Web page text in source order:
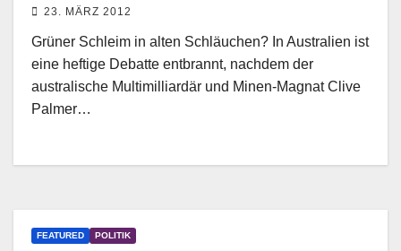
23. MÄRZ 2012
Grüner Schleim in alten Schläuchen? In Australien ist
eine heftige Debatte entbrannt, nachdem der
australische Multimilliardär und Minen-Magnat Clive
Palmer…
FEATURED POLITIK